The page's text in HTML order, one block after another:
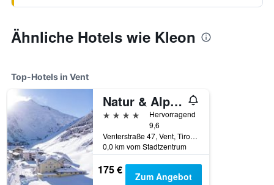
Ähnliche Hotels wie Kleon
Top-Hotels in Vent
Natur & Alpinhotel Post
4 Sterne
Hervorragend
9,6
Venterstraße 47, Vent, Tirol, Österreich
0,0 km vom Stadtzentrum
175 € Zum Angebot